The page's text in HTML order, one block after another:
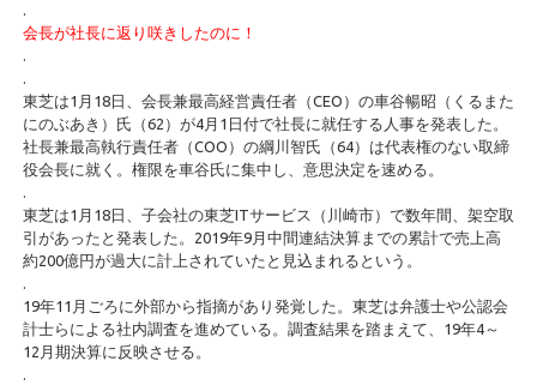
.
会長が社長に返り咲きしたのに！
.
.
東芝は1月18日、会長兼最高経営責任者（CEO）の車谷暢昭（くるまた
にのぶあき）氏（62）が4月1日付で社長に就任する人事を発表した。
社長兼最高執行責任者（COO）の綱川智氏（64）は代表権のない取締
役会長に就く。権限を車谷氏に集中し、意思決定を速める。
.
東芝は1月18日、子会社の東芝ITサービス（川崎市）で数年間、架空取
引があったと発表した。2019年9月中間連結決算までの累計で売上高
約200億円が過大に計上されていたと見込まれるという。
.
19年11月ごろに外部から指摘があり発覚した。東芝は弁護士や公認会
計士らによる社内調査を進めている。調査結果を踏まえて、19年4～
12月期決算に反映させる。
.